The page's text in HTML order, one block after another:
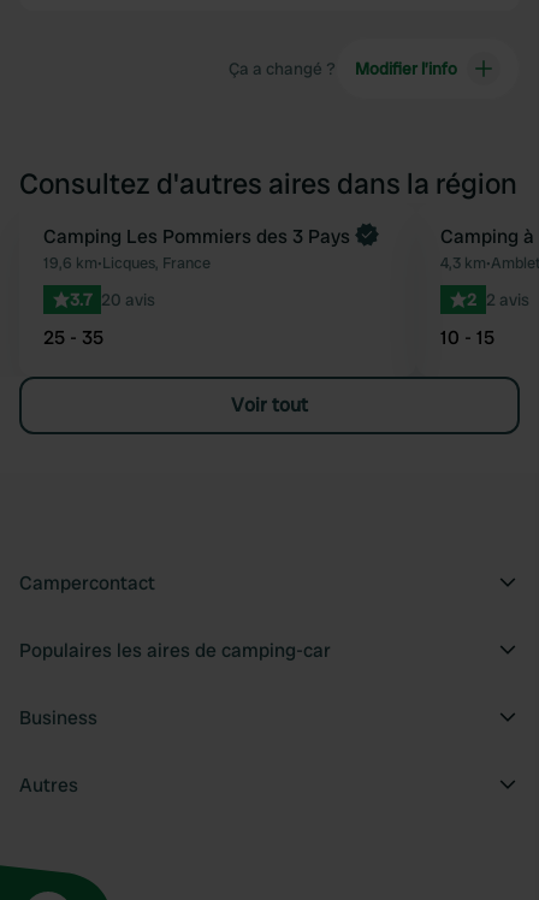
Ça a changé ? Modifier l’info
Consultez d'autres aires dans la région
Préféré
Reserve maintenant
Camping Les Pommiers des 3 Pays
19,6 km•Licques, France
3.7 20 avis
25 - 35
Camping
4,3 km•
2 2 avis
10 - 15
Voir tout
Campercontact
Populaires les aires de camping-car
Business
Autres